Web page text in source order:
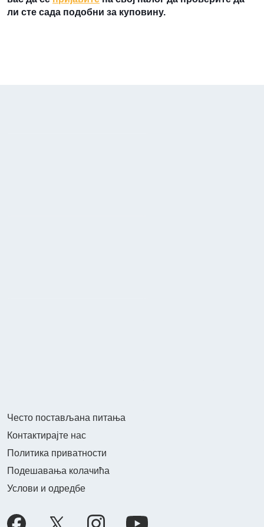
ли сте сада подобни за куповину.
Често постављана питања
Контактирајте нас
Политика приватности
Подешавања колачића
Услови и одредбе